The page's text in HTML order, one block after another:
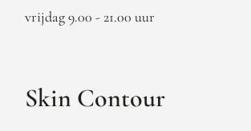
vrijdag 9.00 - 21.00 uur
Skin Contour